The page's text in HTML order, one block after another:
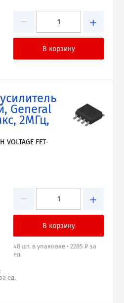
− +
General
2МГц,
VOLTAGE FET-
− +
48 шт. в упаковке • 2285 ₽ за
ед.
ед.